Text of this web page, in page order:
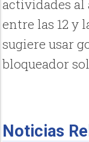
actividades
entre las 12 y
sugiere usar
bloqueador
Noticias